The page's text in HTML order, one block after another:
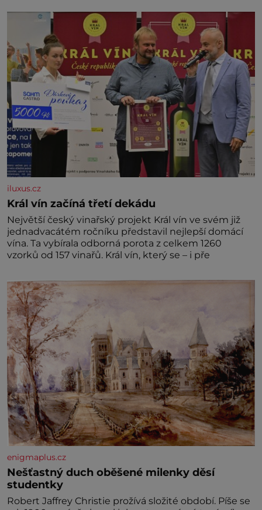
divné burácení skutečně ustane. Když o mnoho let
později hrobku
iluxus.cz
Král vín začíná třetí dekádu
Největší český vinařský projekt Král vín ve svém již
jednadvacátém ročníku představil nejlepší domácí
vína. Ta vybírala odborná porota z celkem 1260
vzorků od 157 vinařů. Král vín, který se – i pře
enigmaplus.cz
Nešťastný duch oběšené milenky děsí
studentky
Robert Jaffrey Christie prožívá složité období. Píše se